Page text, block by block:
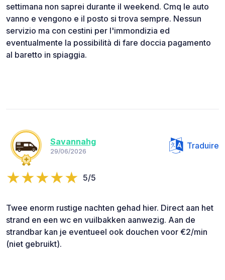
settimana non saprei durante il weekend. Cmq le auto
vanno e vengono e il posto si trova sempre. Nessun
servizio ma con cestini per l'immondizia ed
eventualmente la possibilità di fare doccia pagamento
al baretto in spiaggia.
Savannahg
29/06/2026
Traduire
5/5
Twee enorm rustige nachten gehad hier. Direct aan het
strand en een wc en vuilbakken aanwezig. Aan de
strandbar kan je eventueel ook douchen voor €2/min
(niet gebruikt).